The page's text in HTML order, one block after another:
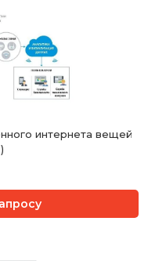
интернета вещей